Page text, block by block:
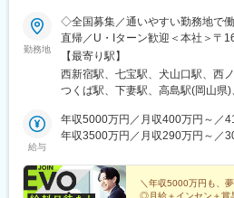
泉駅、公津の杜駅、八街駅、茂原
西立川駅、北八王子駅、三鷹駅、
崎台駅、並木北駅、古淵駅、矢板
辺駅、中野坂上駅、広電廿日市駅
港駅(大阪モノレール)、狛江駅、芳
保原駅、肥後橋駅、下板橋駅、登
南林間駅、志村坂上駅、駅東公園
川駅、逗子・葉山駅、宮前平駅、
山陽女学園前駅、球場前駅(高知県
勤務地
◇全国募集／通いやすい勤務地で
直帰／U・Iターン歓迎＜本社＞〒
丁目1番1号 住友不動産新宿ファ
勤はありません。■その他勤務地・
ト先やご希望の全国
【最寄り駅】
西新宿駅、七宝駅、犬山口駅、西
つくば駅、下妻駅、高島駅(岡山県
くりこま高原駅、長町一丁目駅、
青谷駅、天ケ瀬駅、有佐駅、吉井
西町駅、具同駅、浜崎駅、朝霞台
駅(三重県)、三瀬谷駅、南鳥海駅、
給与
年収5000万円／月収400万円～／
年収3500万円／月収290万円～／
＼年収5000万円も、
◎月給＋インセン＋賞